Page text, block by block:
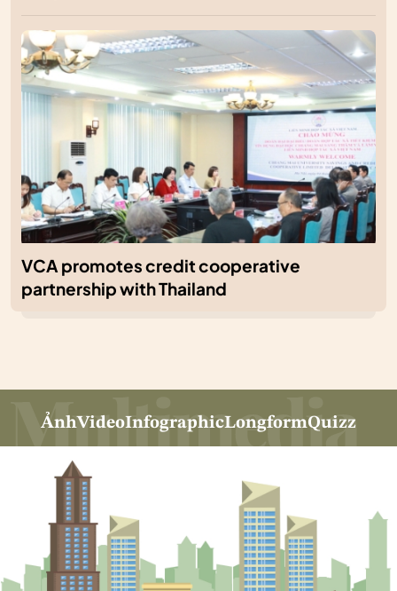
VCA promotes credit cooperative
partnership with Thailand
ẢnhVideoInfographicLongformQuizz